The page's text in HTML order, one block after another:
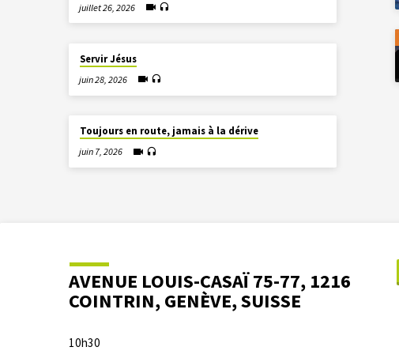
juillet 26, 2026
Servir Jésus
juin 28, 2026
Toujours en route, jamais à la dérive
juin 7, 2026
AVENUE LOUIS-CASAÏ 75-77, 1216
COINTRIN, GENÈVE, SUISSE
10h30